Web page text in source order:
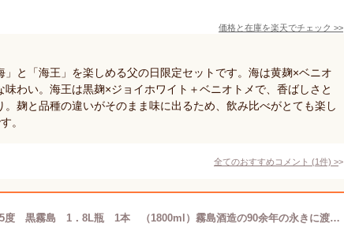
価格と在庫を楽天でチェック >>
」と「海王」を楽しめる父の日限定セットです。海は黄麹×ベニオ
味わい。海王は黒麹×ジョイホワイト＋ベニオトメで、香ばしさと
。麹と品種の違いがそのまま味に出るため、飲み比べがとても楽し
。
全てのおすすめコメント (1件) >
［芋焼酎］9本まで同梱可★25度 黒霧島 1．8L瓶 1本 （1800ml）霧島酒造の90余年の永きに渡る伝統の味！